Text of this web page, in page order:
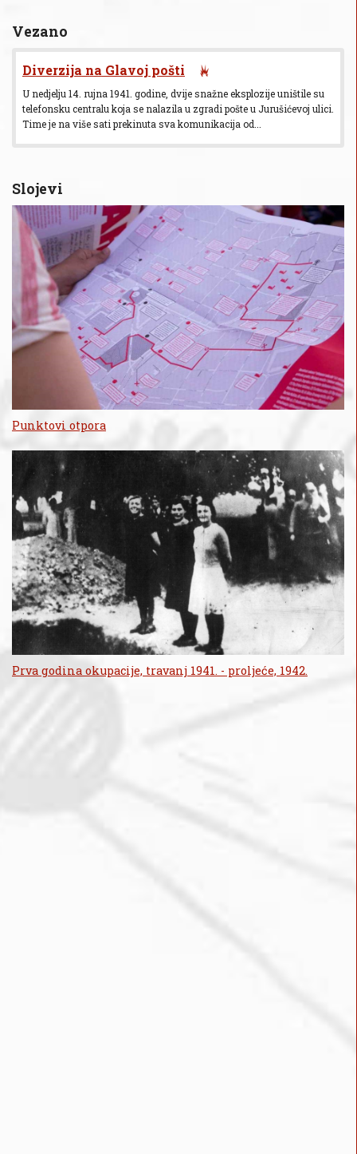
Vezano
Diverzija na Glavoj pošti
U nedjelju 14. rujna 1941. godine, dvije snažne eksplozije uništile su
telefonsku centralu koja se nalazila u zgradi pošte u Jurušićevoj ulici.
Time je na više sati prekinuta sva komunikacija od...
Slojevi
Punktovi otpora
Prva godina okupacije, travanj 1941. - proljeće, 1942.